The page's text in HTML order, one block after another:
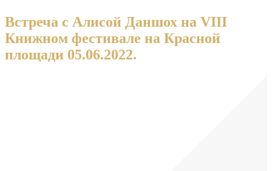
Встреча с Алисой Даншох на VIII
Книжном фестивале на Красной
площади 05.06.2022.